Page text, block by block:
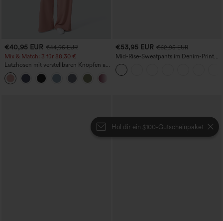
Hol dir ein $100-Gutscheinpaket
€40,95 EUR €44,95 EUR
Mix & Match: 3 für 88,30 €
Latzhosen mit verstellbaren Knöpfen an
den Schulterträgern und mehrere
Taschen
€53,95 EUR €62,95 EUR
Mid-Rise-Sweatpants im Denim-Print
aus French Terry, lässig, mit Taschen